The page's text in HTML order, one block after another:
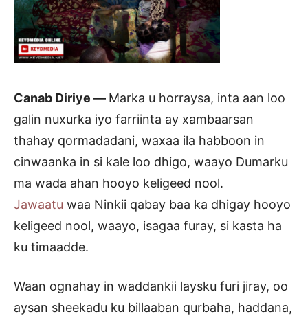
Canab Diriye — Marka u horraysa, inta aan loo
galin nuxurka iyo farriinta ay xambaarsan
thahay qormadadani, waxaa ila habboon in
cinwaanka in si kale loo dhigo, waayo Dumarku
ma wada ahan hooyo keligeed nool.
Jawaatu waa Ninkii qabay baa ka dhigay hooyo
keligeed nool, waayo, isagaa furay, si kasta ha
ku timaadde.
Waan ognahay in waddankii laysku furi jiray, oo
aysan sheekadu ku billaaban qurbaha, haddana,